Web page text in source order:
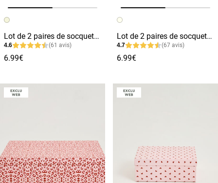
Image précédente
Image suivante
Lot de 2 paires de socquettes femme
4.6 (61 avis)
6.99€
Image précédente
Image suivante
Lot de 2 paires de socquettes femme
4.7 (67 avis)
6.99€